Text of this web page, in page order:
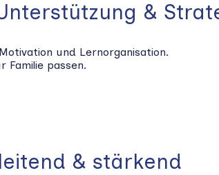
&
und Lernorganisation.
Familie passen.
& stärkend